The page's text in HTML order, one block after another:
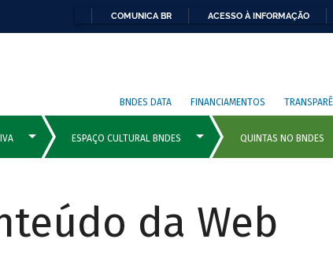
COMUNICA BR ACESSO À INFORMAÇÃO
BNDES DATA FINANCIAMENTOS
da Web